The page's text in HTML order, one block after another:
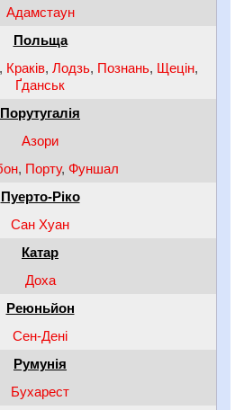
Адамстаун
Польща
, Краків, Лодзь, Познань, Щецін,
Ґданськ
Порутугалія
Азори
, Порту, Фуншал
Пуерто-Ріко
Сан Хуан
Катар
Доха
Реюньйон
Сен-Дені
Румунія
Бухарест